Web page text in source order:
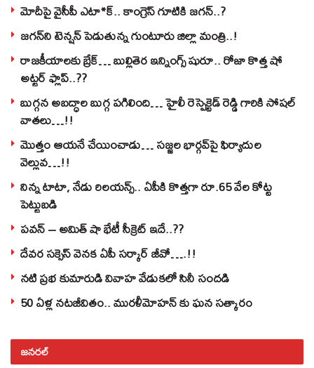
మోదీపై వైసీపీ ఎటా*క్.. కాంగ్రెస్ గూటికి జగన్..?
జగన్‌ని టెన్షన్‌ పెడుతున్న గుంటూరు జిల్లా మంత్రి..!
రాజకీయాలకు బ్రేక్… బుల్లితెర ఇన్నింగ్స్ షురూ.. రోజా కొత్త షో
అట్టర్ ఫ్లాప్..??
బుగ్గన అబద్ధాల బుగ్గ పగిలింది… హైలీ రెస్పెక్టెడ్‌ రెడ్డి గారికి సోషల్‌
వాతలు…!!
మొత్తం ఆయనే చేయించాడు… సజ్జల భార్గవ్‌పై ఫిర్యాదుల
వెల్లువ…!!
నిన్న టాటా, నేడు రిలయన్స్.. ఏపీకి కొత్తగా రూ.65 వేల కోట్ట
పెట్టుబడి
పవన్‌ – అమిత్‌ షా భేటీ సీక్రెట్‌ ఇదే..??
దేవర సక్సెస్‌ వెనక ఏపీ సర్కార్‌ జీవో….!!
నటి ప్రభ కుమారుడి వివాహ వేడుకలో సినీ సందడి
50 ఏళ్ల నటజీవితం.. మురళీమోహన్ కు ఘన సత్కారం
జనరల్